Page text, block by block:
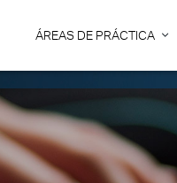
ÁREAS DE PRÁCTICA